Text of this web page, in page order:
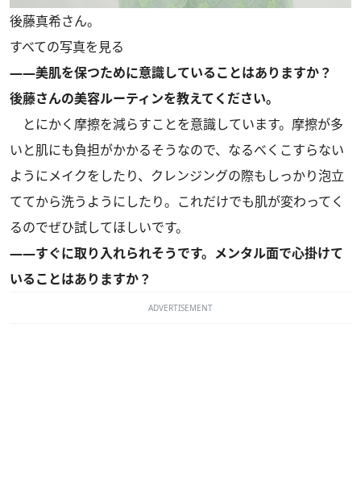
後藤真希さん。
すべての写真を見る
――美肌を保つために意識していることはありますか？
後藤さんの美容ルーティンを教えてください。
とにかく摩擦を減らすことを意識しています。摩擦が多
いと肌にも負担がかかるそうなので、なるべくこすらない
ようにメイクをしたり、クレンジングの際もしっかり泡立
ててから洗うようにしたり。これだけでも肌が変わってく
るのでぜひ試してほしいです。
――すぐに取り入れられそうです。メンタル面で心掛けて
いることはありますか？
ADVERTISEMENT